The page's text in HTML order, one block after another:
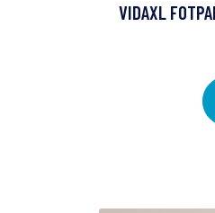
VIDAXL